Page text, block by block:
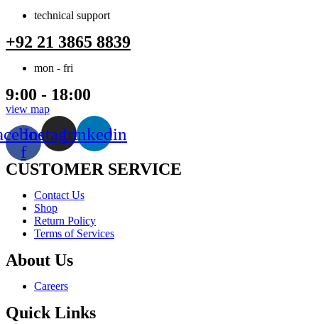
technical support
+92 21 3865 8839
mon - fri
9:00 - 18:00
view map
f
InstagramLinkedin
CUSTOMER SERVICE
Menu
Contact Us
Shop
Return Policy
Terms of Services
About Us
Menu Careers
Quick Links